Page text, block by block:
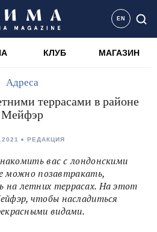
EN
КЛУБ МАГАЗИН
Адреса
террасами в районе
Мейфэр
РЕДАКЦИЯ
вас с лондонскими
можно позавтракать,
на летних террасах. На этот
чтобы насладиться
видами.